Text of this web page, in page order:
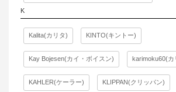
K
Kalita(カリタ) KINTO(キントー)
Kay Bojesen(カイ・ボイスン) karimoku60(カ
KAHLER(ケーラー) KLIPPAN(クリッパン)